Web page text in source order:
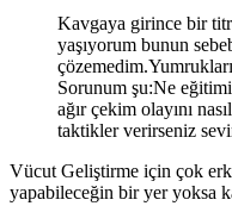
Kavgaya girince bir
yaşıyorum bunun
Sorunum şu:Ne
ağır çekim olayını
taktikler verirseniz
Vücut Geliştirme için çok
yapabileceğin bir yer yoksa